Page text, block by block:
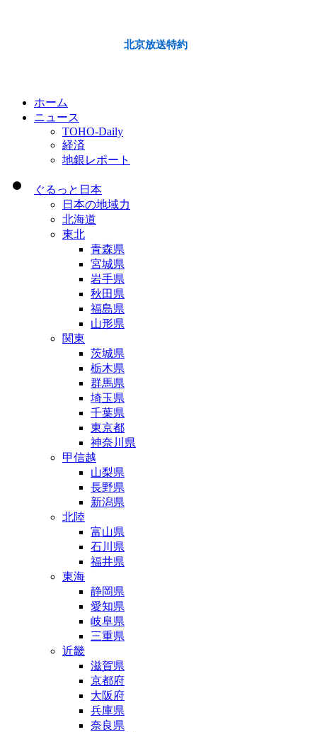
北京放送特約
ホーム
ニュース
TOHO-Daily
経済
地銀レポート
ぐるっと日本
日本の地域力
北海道
東北
青森県
宮城県
岩手県
秋田県
福島県
山形県
関東
茨城県
栃木県
群馬県
埼玉県
千葉県
東京都
神奈川県
甲信越
山梨県
長野県
新潟県
北陸
富山県
石川県
福井県
東海
静岡県
愛知県
岐阜県
三重県
近畿
滋賀県
京都府
大阪府
兵庫県
奈良県